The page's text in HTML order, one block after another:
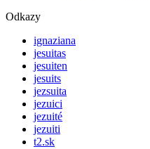
Odkazy
ignaziana
jesuitas
jesuiten
jesuits
jezsuita
jezuici
jezuité
jezuiti
t2.sk